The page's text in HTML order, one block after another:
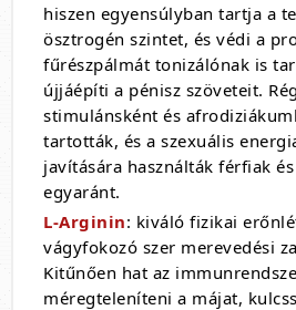
hiszen egyensúlyban tartja a
ösztrogén szintet, és védi a
fűrészpálmát tonizálónak is
újjáépíti a pénisz szöveteit.
stimulánsként és
tartották, és a szexuális
javítására használták férfiak
egyaránt.
L-Arginin: kiváló fizikai
vágyfokozó szer merevedési
Kitűnően hat az
méregteleníteni a májat,